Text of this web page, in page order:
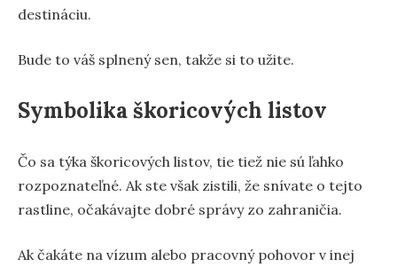
destináciu.
Bude to váš splnený sen, takže si to užite.
Symbolika škoricových listov
Čo sa týka škoricových listov, tie tiež nie sú ľahko
rozpoznateľné. Ak ste však zistili, že snívate o tejto
rastline, očakávajte dobré správy zo zahraničia.
Ak čakáte na vízum alebo pracovný pohovor v inej